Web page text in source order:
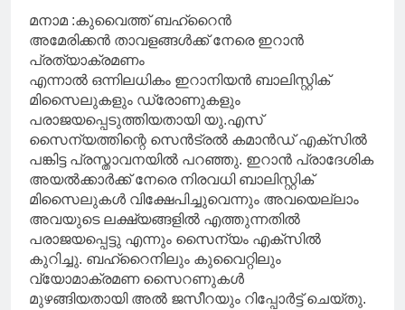
മനാമ :കുവൈത്ത് ബഹ്റൈൻ
അമേരിക്കൻ താവളങ്ങൾക്ക് നേരെ ഇറാൻ
പ്രത്യാക്രമണം
എന്നാൽ ഒന്നിലധികം ഇറാനിയൻ ബാലിസ്റ്റിക്
മിസൈലുകളും ഡ്രോണുകളും
പരാജയപ്പെടുത്തിയതായി യു.എസ്
സൈന്യത്തിന്റെ സെൻട്രൽ കമാൻഡ് എക്സിൽ
പങ്കിട്ട പ്രസ്താവനയിൽ പറഞ്ഞു. ഇറാൻ പ്രാദേശിക
അയൽക്കാർക്ക് നേരെ നിരവധി ബാലിസ്റ്റിക്
മിസൈലുകൾ വിക്ഷേപിച്ചുവെന്നും അവയെല്ലാം
അവയുടെ ലക്ഷ്യങ്ങളിൽ എത്തുന്നതിൽ
പരാജയപ്പെട്ടു എന്നും സൈന്യം എക്സിൽ
കുറിച്ചു. ബഹ്‌റൈനിലും കുവൈറ്റിലും
വ്യോമാക്രമണ സൈറണുകൾ
മുഴങ്ങിയതായി അൽ ജസീറയും റിപ്പോർട്ട് ചെയ്തു.